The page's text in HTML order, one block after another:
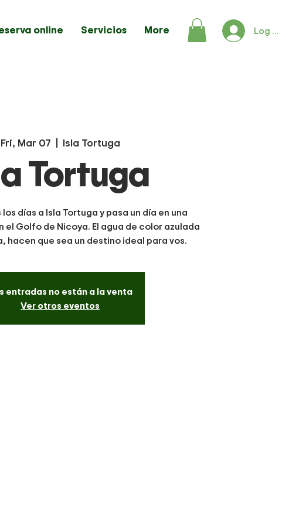
online Servicios More Log In
Fri, Mar 07
  |
Isla Tortuga
Tortuga
días a Isla Tortuga y pasa un día en una
el Golfo de Nicoya. El agua de color azulada
hacen que sea un destino ideal para vos.
entradas no están a la venta
Ver otros eventos